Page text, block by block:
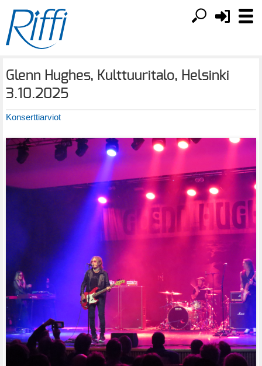
Glenn Hughes, Kulttuuritalo, Helsinki
3.10.2025
Konserttiarviot